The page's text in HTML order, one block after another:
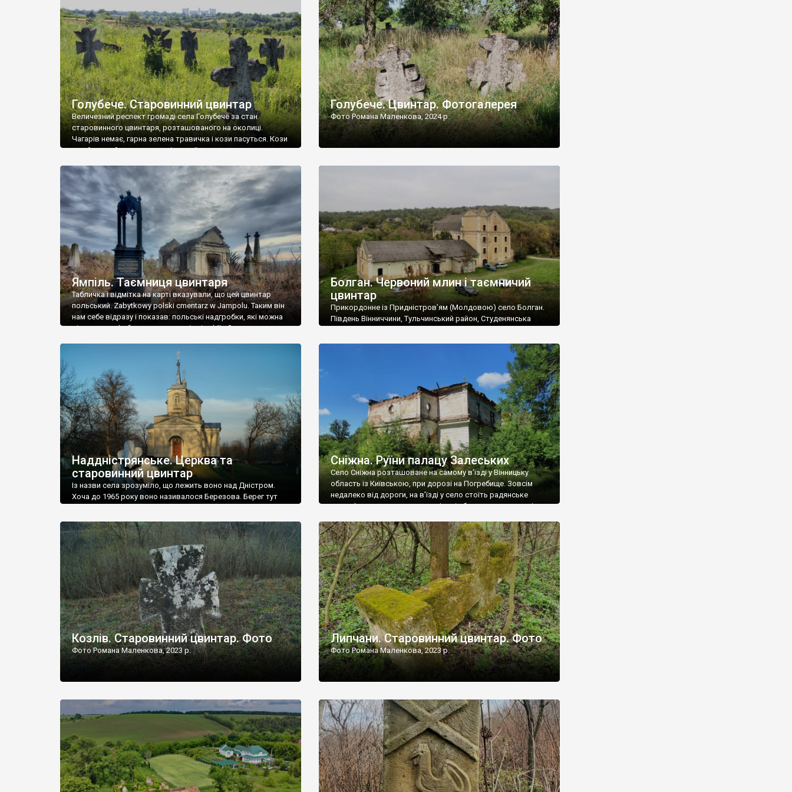
[…]
Голубече. Старовинний цвинтар
Величезний респект громаді села Голубече за стан
старовинного цвинтаря, розташованого на околиці.
Чагарів немає, гарна зелена травичка і кози пасуться. Кози
– найкращий регулятор шкідливої, для старих кладовищ,
бруньками, кози ті бруньки обгризають, бо то улюблений
делікатес. На цвинтарі у Голубечому ціла колекція
різноманітних форм хрестів. Село відносно невелике, […]
Голубече. Цвинтар. Фотогалерея
Фото Романа Маленкова, 2024 р.
Ямпіль. Таємниця цвинтаря
Табличка і відмітка на карті вказували, що цей цвинтар
польський. Zabytkowy polski cmentarz w Jampolu. Таким він
нам себе відразу і показав: польські надгробки, які можна
віднести до фабричних, польські епітафії… Загалом цвинтар
виявилося більше семи гектарів. Перше враження про
абсолютну звичайність польського цвинтаря виявилося
оманливим – […]
Болган. Червоний млин і таємничий
цвинтар
Прикордонне із Придністров’ям (Молдовою) село Болган.
Південь Вінниччини, Тульчинський район, Студенянська
старовинний цвинтар із кам’яними хрестами. Всі епітафії, які
збереглися, написані кирилицею, церковнослов’янською
мовою. За всіма традиційними ознаками – цвинтар
український. Хрести датуються 19 століттям. У 1924-1940
роках Болган […]
Наддністрянське. Церква та
старовинний цвинтар
Із назви села зрозуміло, що лежить воно над Дністром.
Хоча до 1965 року воно називалося Березова. Берег тут
Наддністрянське відрізняється від більшості навколишніх
сіл. У селі є мурована Михайлівська церква. Точної дати […]
Сніжна. Руїни палацу Залеських
Село Сніжна розташоване на самому в’їзді у Вінницьку
область із Київською, при дорозі на Погребище. Зовсім
недалеко від дороги, на в’їзді у село стоїть радянське
рельєфне пано, яке показує жінку і яблуню, а трохи далі,
дороги їх не видно, але видно дві стареньких колії у траві –
[…]
Козлів. Старовинний цвинтар. Фото
Фото Романа Маленкова, 2023 р.
Липчани. Старовинний цвинтар. Фото
Фото Романа Маленкова, 2023 р.